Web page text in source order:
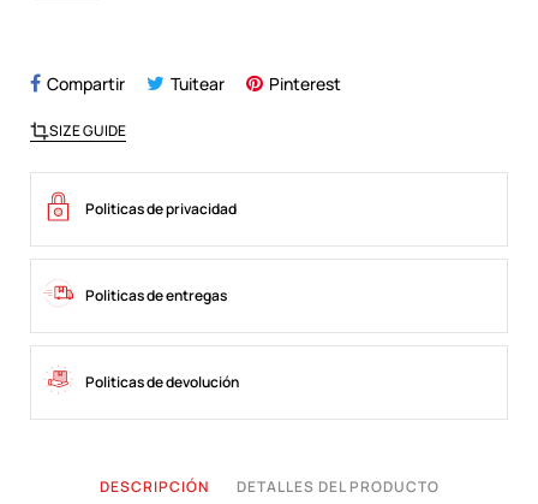
Compartir Tuitear Pinterest
SIZE GUIDE
Politicas de privacidad
Politicas de entregas
Politicas de devolución
DESCRIPCIÓN
DETALLES DEL PRODUCTO